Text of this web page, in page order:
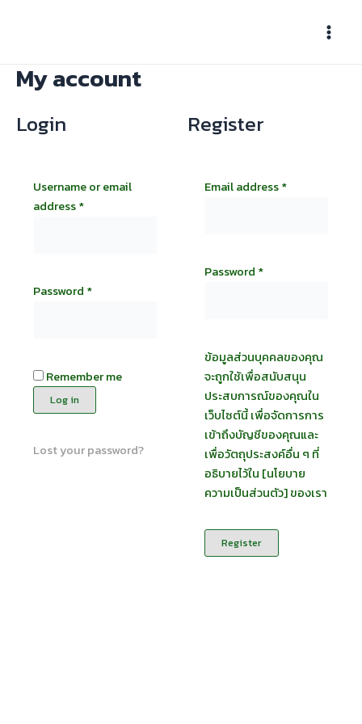
Menu
My account
Login
Username or email
address*
Password *
Remember me
Log in
Lost your password?
Register
Email address*
Password *
ข้อมูลส่วนบุคคลของคุณ
จะถูกใช้เพื่อสนับสนุน
ประสบการณ์ของคุณใน
เว็บไซต์นี้ เพื่อจัดการการ
เข้าถึงบัญชีของคุณและ
เพื่อวัตถุประสงค์อื่น ๆ ที่
อธิบายไว้ใน [นโยบาย
ความเป็นส่วนตัว] ของเรา
Register